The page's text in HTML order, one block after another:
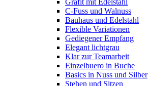
Grafit mit Edelstahl
C-Fuss und Walnuss
Bauhaus und Edelstahl
Flexible Variationen
Gediegener Empfang
Elegant lichtgrau
Klar zur Teamarbeit
Einzelbuero in Buche
Basics in Nuss und Silber
Stehen und Sitzen